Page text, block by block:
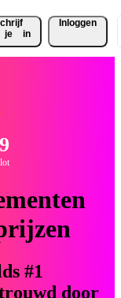
je
in
Inloggen
#1
door